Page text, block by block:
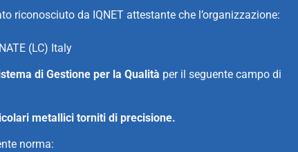
riconosciuto da IQNET attestante che l’organizzazione:
(LC) Italy
di Gestione per la Qualità per il seguente campo di
metallici torniti di precisione.
norma: